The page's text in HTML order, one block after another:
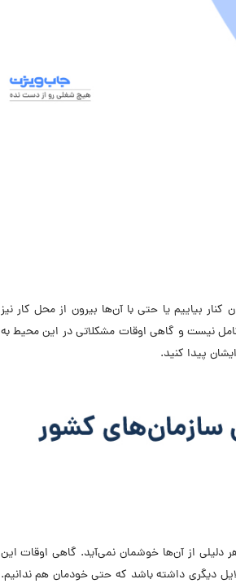
بیاییم یا حتی با آن‌ها بیرون از محل کار نیز
نیست و گاهی اوقات مشکلاتی در این محیط به
پیدا کنید.
دلیلی از آن‌ها خوشمان نمی‌آید. گاهی اوقات این
دیگری داشته باشد که حتی خودمان هم ندانیم.